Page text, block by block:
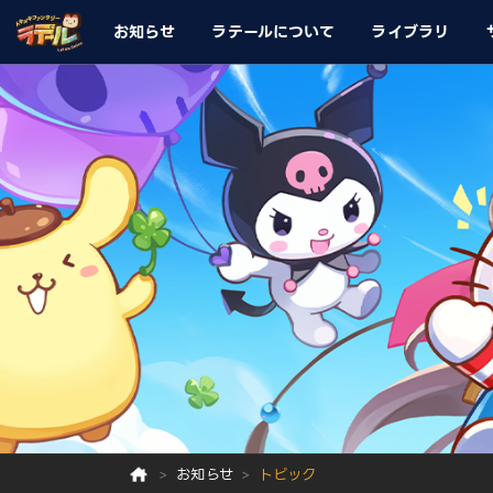
お知らせ ラテールについて ライブラリ
お知らせ トピック